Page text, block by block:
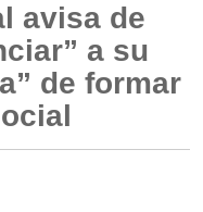
avisa de
a su
de formar